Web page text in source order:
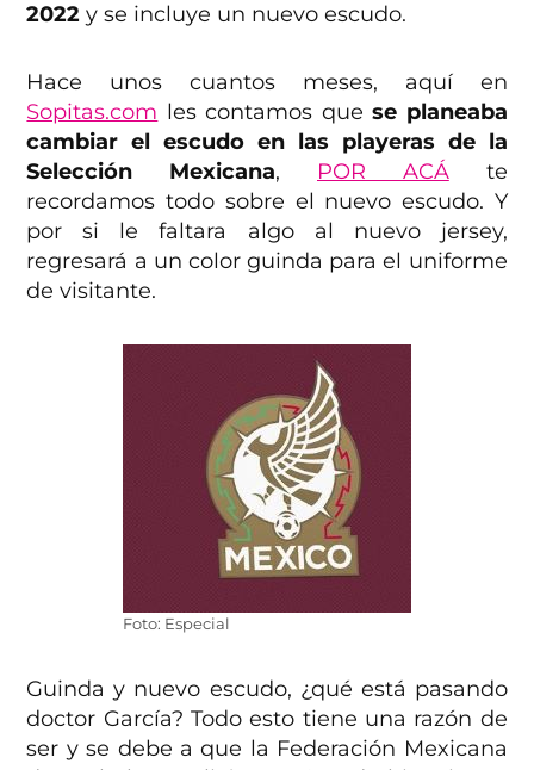
2022 y se incluye un nuevo escudo.
Hace unos cuantos meses, aquí en
Sopitas.com les contamos que se planeaba
cambiar el escudo en las playeras de la
Selección Mexicana, POR ACÁte
recordamos todo sobre el nuevo escudo. Y
por si le faltara algo al nuevo jersey,
regresará a un color guinda para el uniforme
de visitante.
Foto: Especial
Guinda y nuevo escudo, ¿qué está pasando
doctor García? Todo esto tiene una razón de
ser y se debe a que la Federación Mexicana